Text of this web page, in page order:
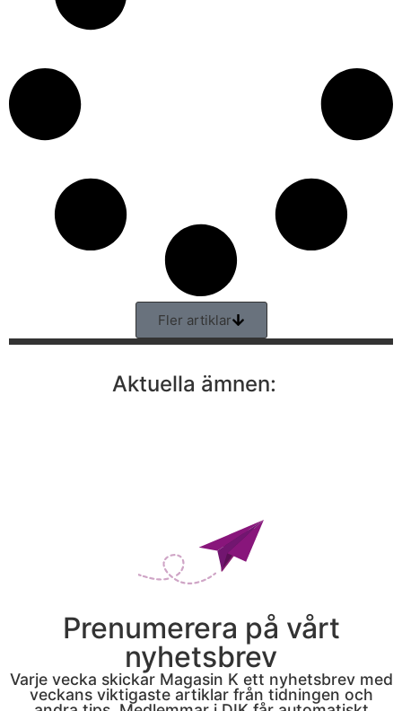
Fler artiklar
Aktuella ämnen:
Prenumerera på vårt
nyhetsbrev
Varje vecka skickar Magasin K ett nyhetsbrev med
veckans viktigaste artiklar från tidningen och